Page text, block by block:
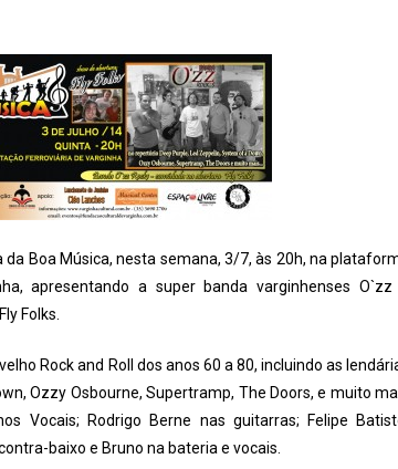
Boa Música, nesta semana, 3/7, às 20h, na
apresentando a super banda varginhenses
Folks.
Rock and Roll dos anos 60 a 80, incluindo as
Ozzy Osbourne, Supertramp, The Doors, e muito
Vocais; Rodrigo Berne nas guitarras; Felipe
baixo e Bruno na bateria e vocais.